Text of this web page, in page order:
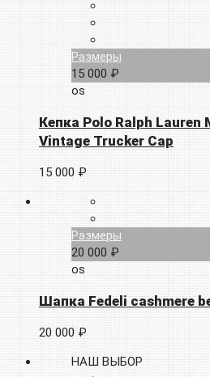
Размеры
15 000 ₽
os
Кепка Polo Ralph Lauren
Vintage Trucker Cap
15 000 ₽
Размеры
20 000 ₽
os
Шапка Fedeli cashmere
20 000 ₽
НАШ ВЫБОР